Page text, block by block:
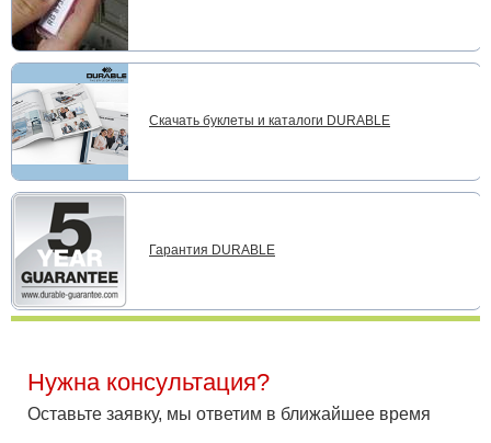
Скачать буклеты и каталоги DURABLE
Гарантия DURABLE
Нужна консультация?
Оставьте заявку, мы ответим в ближайшее время